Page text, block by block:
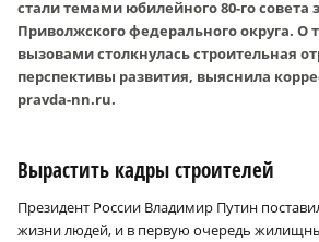
стали темами юбилейного 80-го совета
Приволжского федерального округа. О
вызовами столкнулась строительная
перcпективы развития, выяснила
pravda-nn.ru.
Вырастить кадры строителей
Президент России Владимир Путин
жизни людей, и в первую очередь